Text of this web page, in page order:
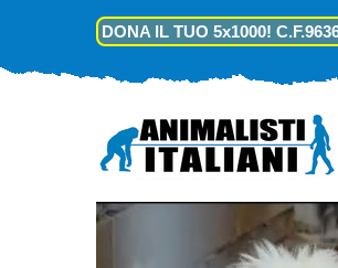
DONA IL TUO 5x1000!